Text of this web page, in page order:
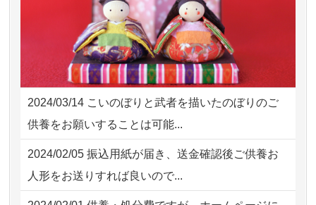
2026/08/02 10:39 神奈川の方からお申込み
2026/08/02 09:15 神奈川の方からお申込み
2026/08/02 06:46 相模原の方からお申込み
2026/08/01 19:28 東京都の方からお申込み
2026/08/01 17:10 東京都の方からお申込み
NEW
お人形の仕分けなども丁寧に行う
様子から、大切...
2026/07/25供養の内容（料金や送り方等）がとて
も丁寧に説...
2026/07/18 つい先日も利用させていただきまし
た。 手続...
2026/07/18 大切にしていたお人形をきちんと供養
してくださ...
2024/03/14 こいのぼりと武者を描いたのぼりのご
供養をお願いすることは可能...
2024/02/05 振込用紙が届き、送金確認後ご供養お
人形をお送りすれば良いので...